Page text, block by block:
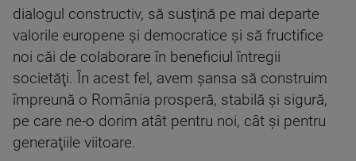
dialogul constructiv, să susţină pe mai departe
valorile europene şi democratice şi să fructifice
noi căi de colaborare în beneficiul întregii
societăţi. În acest fel, avem şansa să construim
împreună o România prosperă, stabilă şi sigură,
pe care ne-o dorim atât pentru noi, cât şi pentru
generaţiile viitoare.